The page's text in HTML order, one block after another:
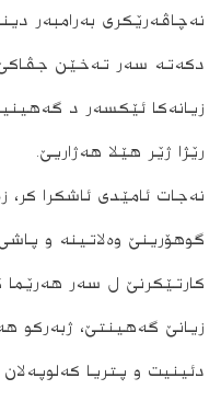
نەچاڤەرێکری بەرامبەر
دکەتە سەر تەخێن
زیانەکا ئێکسەر د
رێژا ژێر ھێلا ھەژاریێ.
نەجات ئامێدی ئاشکرا
گوھۆرینێ وەلاتینە و
کارتێکرنێ ل سەر
زیانێ گەھینتێ، ژبەرکو
دئینیت و پتریا